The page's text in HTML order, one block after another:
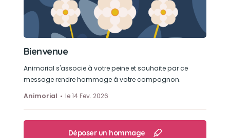
Bienvenue
Animorial s'associe à votre peine et souhaite par ce
message rendre hommage à votre compagnon.
Animorial
le 14 Fev. 2026
Déposer un hommage